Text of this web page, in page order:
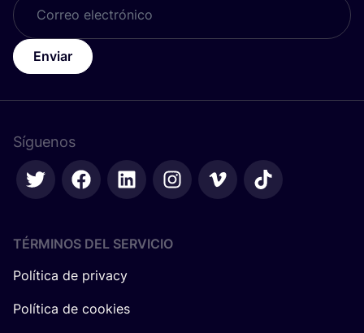
Enviar
Síguenos
TÉRMINOS DEL SERVICIO
Política de privacy
Política de cookies